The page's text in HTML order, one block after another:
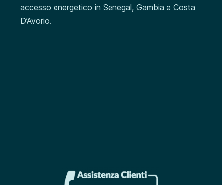
accesso energetico in Senegal, Gambia e Costa
D’Avorio.